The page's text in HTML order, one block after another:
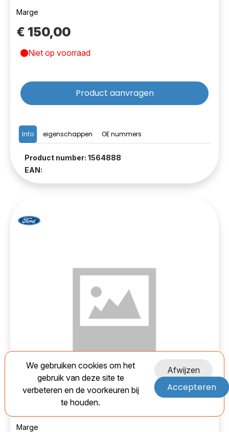
Info eigenschappen OE nummers
Product number: 1564888
EAN:
Marge
€ 150,00
Niet op voorraad
Product aanvragen
Ford 10845467 Stuurhuis
Bekrachtigd-7881193
Used
Marge
We gebruiken cookies om het
gebruik van deze site te
verbeteren en de voorkeuren bij
te houden.
Afwijzen
Accepteren